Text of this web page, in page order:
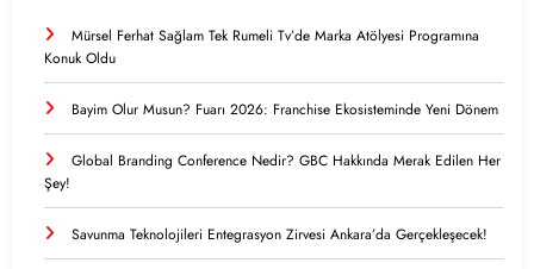
Mürsel Ferhat Sağlam Tek Rumeli Tv’de Marka Atölyesi Programına
Konuk Oldu
Bayim Olur Musun? Fuarı 2026: Franchise Ekosisteminde Yeni Dönem
Global Branding Conference Nedir? GBC Hakkında Merak Edilen Her
Şey!
Savunma Teknolojileri Entegrasyon Zirvesi Ankara’da Gerçekleşecek!